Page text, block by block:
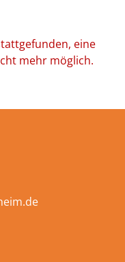
eine
mehr möglich.